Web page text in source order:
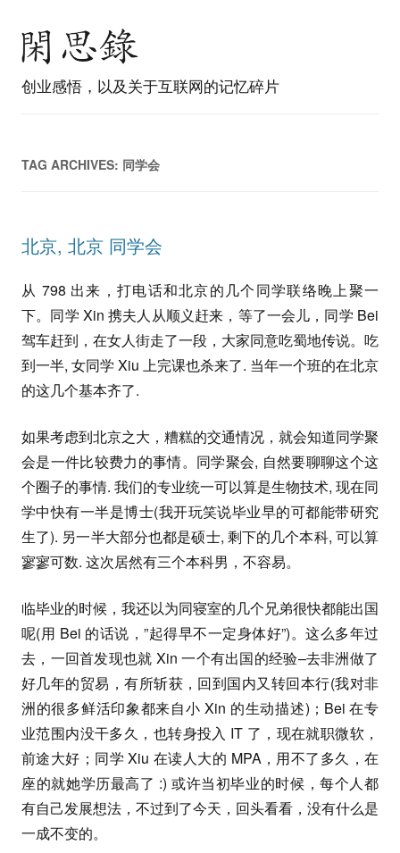
创业感悟，以及关于互联网的记忆碎片
TAG ARCHIVES: 同学会
北京, 北京 同学会
从 798 出来，打电话和北京的几个同学联络晚上聚一
下。同学 Xin 携夫人从顺义赶来，等了一会儿，同学 Bei
驾车赶到，在女人街走了一段，大家同意吃蜀地传说。吃
到一半, 女同学 Xiu 上完课也杀来了. 当年一个班的在北京
的这几个基本齐了.
如果考虑到北京之大，糟糕的交通情况，就会知道同学聚
会是一件比较费力的事情。同学聚会, 自然要聊聊这个这
个圈子的事情. 我们的专业统一可以算是生物技术, 现在同
学中快有一半是博士(我开玩笑说毕业早的可都能带研究
生了). 另一半大部分也都是硕士, 剩下的几个本科, 可以算
寥寥可数. 这次居然有三个本科男，不容易。
临毕业的时候，我还以为同寝室的几个兄弟很快都能出国
呢(用 Bei 的话说，”起得早不一定身体好”)。这么多年过
去，一回首发现也就 Xin 一个有出国的经验–去非洲做了
好几年的贸易，有所斩获，回到国内又转回本行(我对非
洲的很多鲜活印象都来自小 Xin 的生动描述)；Bei 在专
业范围内没干多久，也转身投入 IT 了，现在就职微软，
前途大好；同学 Xiu 在读人大的 MPA，用不了多久，在
座的就她学历最高了 :) 或许当初毕业的时候，每个人都
有自己发展想法，不过到了今天，回头看看，没有什么是
一成不变的。